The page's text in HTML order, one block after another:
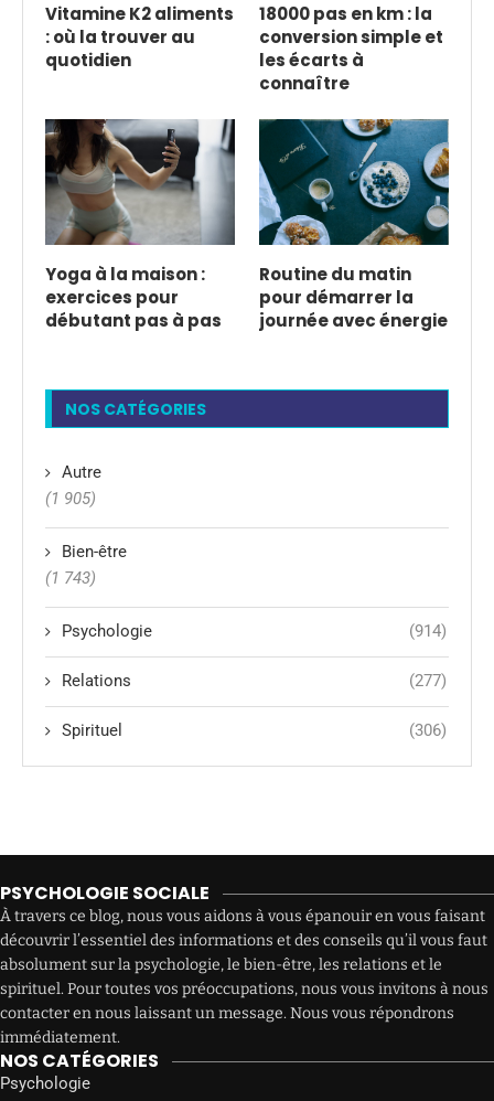
Vitamine K2 aliments
: où la trouver au
quotidien
18000 pas en km : la
conversion simple et
les écarts à
connaître
Yoga à la maison :
exercices pour
débutant pas à pas
Routine du matin
pour démarrer la
journée avec énergie
NOS CATÉGORIES
Autre
(1 905)
Bien-être
(1 743)
Psychologie (914)
Relations (277)
Spirituel (306)
PSYCHOLOGIE SOCIALE
À travers ce blog, nous vous aidons à vous épanouir en vous faisant
découvrir l’essentiel des informations et des conseils qu’il vous faut
absolument sur la psychologie, le bien-être, les relations et le
spirituel. Pour toutes vos préoccupations, nous vous invitons à nous
contacter en nous laissant un message. Nous vous répondrons
immédiatement.
NOS CATÉGORIES
Psychologie